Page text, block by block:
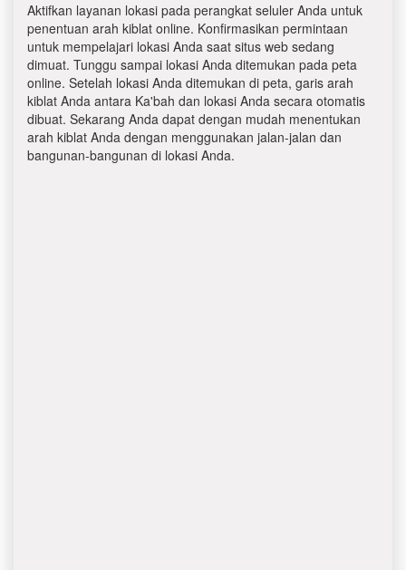
Aktifkan layanan lokasi pada perangkat seluler Anda untuk
penentuan arah kiblat online. Konfirmasikan permintaan
untuk mempelajari lokasi Anda saat situs web sedang
dimuat. Tunggu sampai lokasi Anda ditemukan pada peta
online. Setelah lokasi Anda ditemukan di peta, garis arah
kiblat Anda antara Ka'bah dan lokasi Anda secara otomatis
dibuat. Sekarang Anda dapat dengan mudah menentukan
arah kiblat Anda dengan menggunakan jalan-jalan dan
bangunan-bangunan di lokasi Anda.